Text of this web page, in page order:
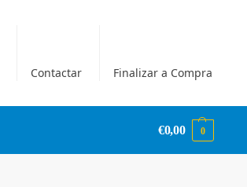
Contactar Finalizar a Compra
€0,00 0